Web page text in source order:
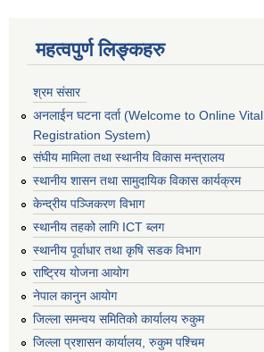
महत्वपुर्ण लिङ्कहरु
श्रम संसार
अनलाईन घटना दर्ता (Welcome to Online Vital
Registration System)
संघीय मामिला तथा स्थानीय विकास मन्त्रालय
स्थानीय शासन तथा सामुदायिक विकास कार्यक्रम
केन्द्रीय पञ्जिकरण विभाग
स्थानीय तहको लागि ICT ब्लग
स्थानीय पूर्वाधार तथा कृषि सडक विभाग
राष्ट्रिय योजना आयोग
नेपाल कानुन आयोग
जिल्ला समन्वय समितिको कार्यालय रुकुम
जिल्ला प्रशासन कार्यालय, रुकुम पश्चिम